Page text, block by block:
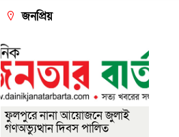
জনপ্রিয়
ফুলপুরে নানা আয়োজনে জুলাই
গণঅভ্যুত্থান দিবস পালিত